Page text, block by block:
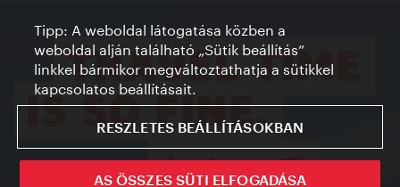
Tipp: A weboldal látogatása közben a
weboldal alján található „Sütik beállítás”
linkkel bármikor megváltoztathatja a sütikkel
kapcsolatos beállításait.
RESZLETES BEÁLLÍTÁSOKBAN
AS ÖSSZES SÜTI ELFOGADÁSA